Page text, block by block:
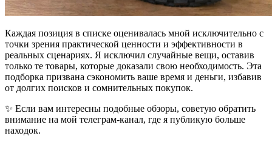
Каждая позиция в списке оценивалась мной исключительно с
точки зрения практической ценности и эффективности в
реальных сценариях. Я исключил случайные вещи, оставив
только те товары, которые доказали свою необходимость. Эта
подборка призвана сэкономить ваше время и деньги, избавив
от долгих поисков и сомнительных покупок.
✨ Если вам интересны подобные обзоры, советую обратить
внимание на мой телеграм-канал, где я публикую больше
находок.